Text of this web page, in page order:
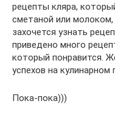
рецепты кляра,
сметаной или
захочется узнать
приведено много
который понравится.
успехов на кулинарном
Пока-пока)))